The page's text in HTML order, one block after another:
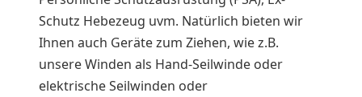
Schutz Hebezeug uvm. Natürlich bieten wir
Ihnen auch Geräte zum Ziehen, wie z.B.
unsere Winden als Hand-Seilwinde oder
elektrische Seilwinden oder